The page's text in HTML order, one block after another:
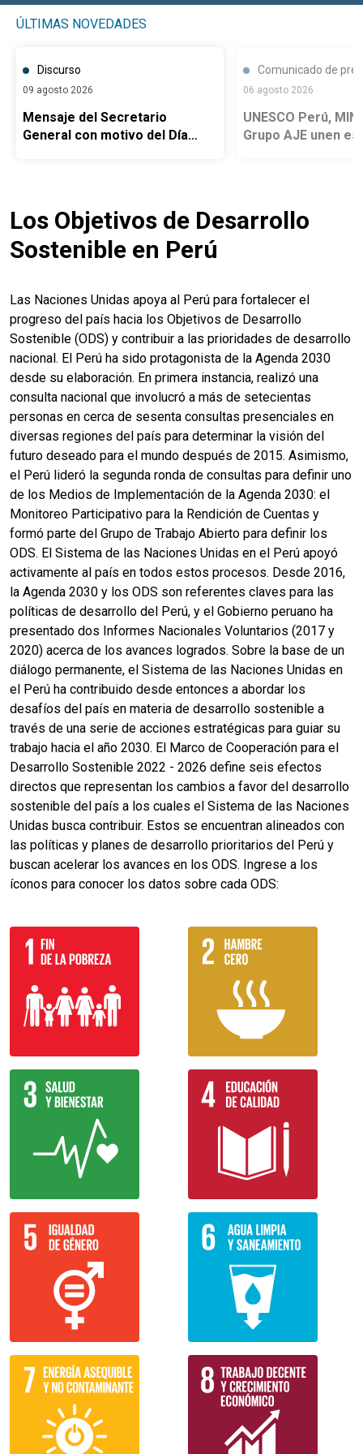
ÚLTIMAS NOVEDADES
Discurso
09 agosto 2026
Mensaje del Secretario
General con motivo del Día
Comunicado de
06 agosto 2026
UNESCO Perú,
Grupo AJE unen
Los Objetivos de Desarrollo
Sostenible en Perú
Las Naciones Unidas apoya al Perú para fortalecer el
progreso del país hacia los Objetivos de Desarrollo
Sostenible (ODS) y contribuir a las prioridades de desarrollo
nacional. El Perú ha sido protagonista de la Agenda 2030
desde su elaboración. En primera instancia, realizó una
consulta nacional que involucró a más de setecientas
personas en cerca de sesenta consultas presenciales en
diversas regiones del país para determinar la visión del
futuro deseado para el mundo después de 2015. Asimismo,
el Perú lideró la segunda ronda de consultas para definir uno
de los Medios de Implementación de la Agenda 2030: el
Monitoreo Participativo para la Rendición de Cuentas y
formó parte del Grupo de Trabajo Abierto para definir los
ODS. El Sistema de las Naciones Unidas en el Perú apoyó
activamente al país en todos estos procesos. Desde 2016,
la Agenda 2030 y los ODS son referentes claves para las
políticas de desarrollo del Perú, y el Gobierno peruano ha
presentado dos Informes Nacionales Voluntarios (2017 y
2020) acerca de los avances logrados. Sobre la base de un
diálogo permanente, el Sistema de las Naciones Unidas en
el Perú ha contribuido desde entonces a abordar los
desafíos del país en materia de desarrollo sostenible a
través de una serie de acciones estratégicas para guiar su
trabajo hacia el año 2030. El Marco de Cooperación para el
Desarrollo Sostenible 2022 - 2026 define seis efectos
directos que representan los cambios a favor del desarrollo
sostenible del país a los cuales el Sistema de las Naciones
Unidas busca contribuir. Estos se encuentran alineados con
las políticas y planes de desarrollo prioritarios del Perú y
buscan acelerar los avances en los ODS. Ingrese a los
íconos para conocer los datos sobre cada ODS: